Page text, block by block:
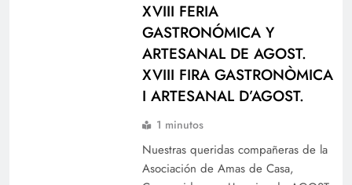
XVIII FERIA
GASTRONÓMICA Y
ARTESANAL DE AGOST.
XVIII FIRA GASTRONÒMICA
I ARTESANAL D’AGOST.
1 minutos
Nuestras queridas compañeras de la
Asociación de Amas de Casa,